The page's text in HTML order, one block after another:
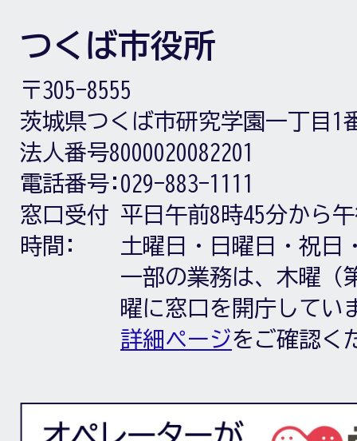
つくば市役所
〒305-8555
茨城県つくば市研究学園一丁目1
法人番号8000020082201
電話番号: 029-883-1111
窓口受付
時間:
平日午前8時45分から
土曜日・日曜日・祝日
一部の業務は、木曜（
曜に窓口を開庁してい
詳細ページをご確認く